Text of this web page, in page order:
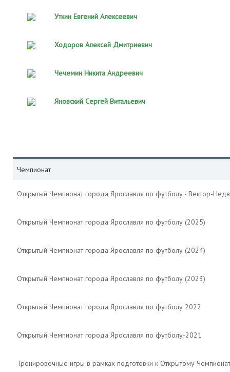
Уткин Евгений Алексеевич
Ходоров Алексей Дмитриевич
Чечемин Никита Андреевич
Яновский Сергей Витальевич
Чемпионат
Открытый Чемпионат города Ярославля по футболу - Вектор-
Открытый Чемпионат города Ярославля по футболу (2025)
Открытый Чемпионат города Ярославля по футболу (2024)
Открытый Чемпионат города Ярославля по футболу (2023)
Открытый Чемпионат города Ярославля по футболу 2022
Открытый Чемпионат города Ярославля по футболу-2021
Тренировочные игры в рамках подготовки к Открытому